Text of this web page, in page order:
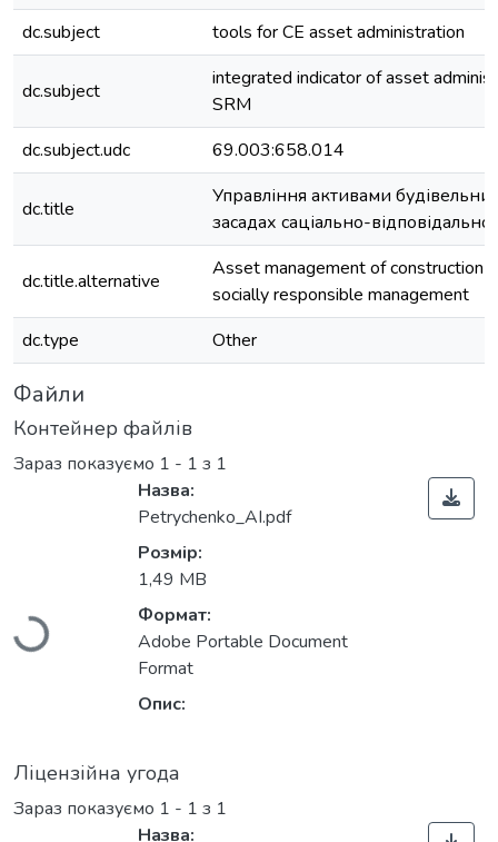
dc.subject
tools for CE asset administration
dc.subject
integrated indicator of asset
SRM
dc.subject.udc
69.003:658.014
dc.title
Управління активами
засадах саціально-
dc.title.alternative
Asset management of construction
socially responsible management
dc.type
Other
Файли
Контейнер файлів
Зараз показуємо 1 - 1 з 1
Вантажиться...
Назва:
Petrychenko_AI.pdf
Розмір:
1,49 MB
Формат:
Adobe Portable Document
Format
Опис:
Ліцензійна угода
Зараз показуємо 1 - 1 з 1
Назва: